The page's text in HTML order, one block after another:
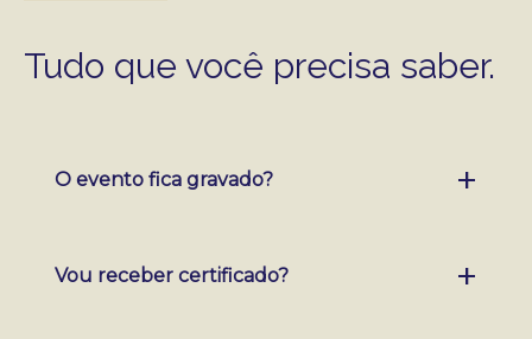
Tudo que você precisa saber.
O evento fica gravado?
todo o conteúdo.
Vou receber certificado?